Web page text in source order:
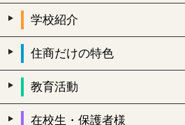
学校紹介
住商だけの特色
教育活動
在校生・保護者様